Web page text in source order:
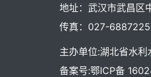
地址：武汉市武昌
传真：027-
主办单位:湖北省水利
备案号:鄂ICP备